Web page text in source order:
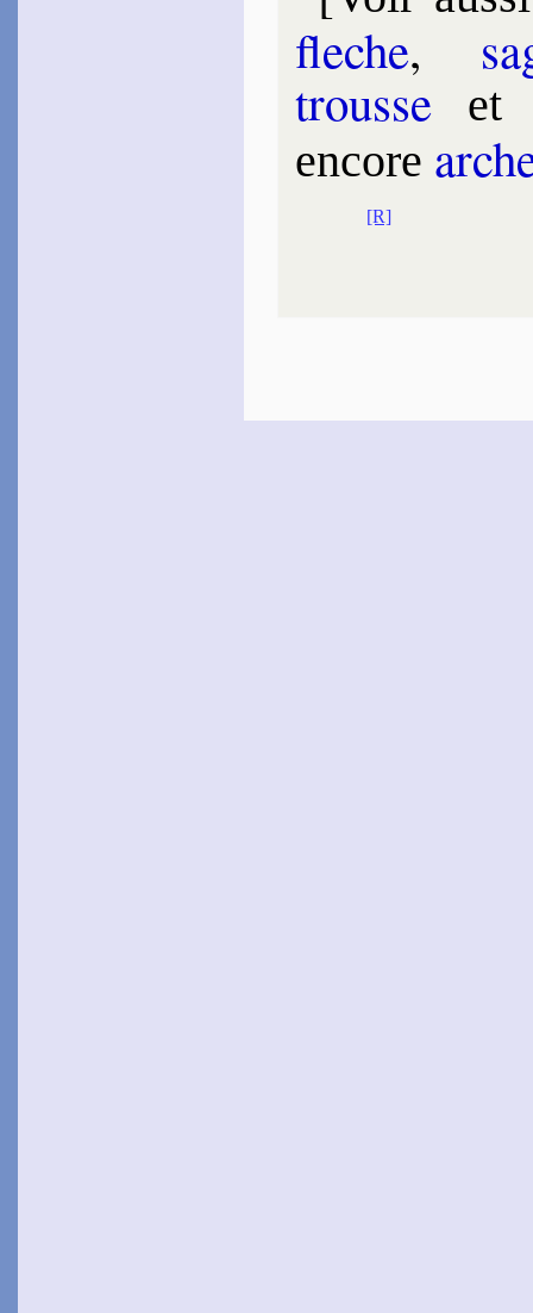
fleche,
trousse
et
en­core
[R]